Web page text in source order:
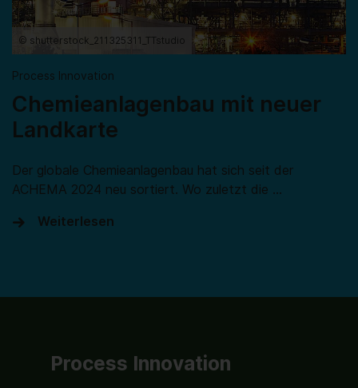
© shutterstock_211325311_TTstudio
Process Innovation
Chemieanlagenbau mit neuer
Landkarte
Der globale Chemieanlagenbau hat sich seit der
ACHEMA 2024 neu sortiert. Wo zuletzt die …
Weiterlesen
Process Innovation